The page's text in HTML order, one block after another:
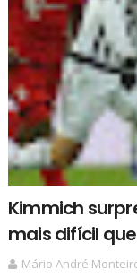
Kimmich
mais difícil
Mário André